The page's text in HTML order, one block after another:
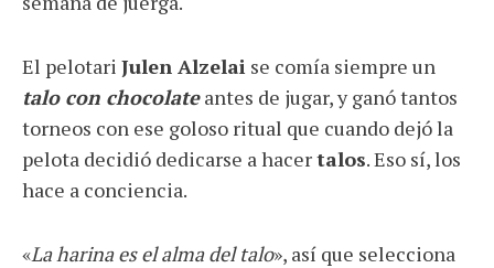
El pelotari Julen Alzelai se comía siempre un
talo con chocolateantes de jugar, y ganó tantos
torneos con ese goloso ritual que cuando dejó la
pelota decidió dedicarse a hacertalos. Eso sí, los
hace a conciencia.
«La harina es el alma del talo», así que selecciona